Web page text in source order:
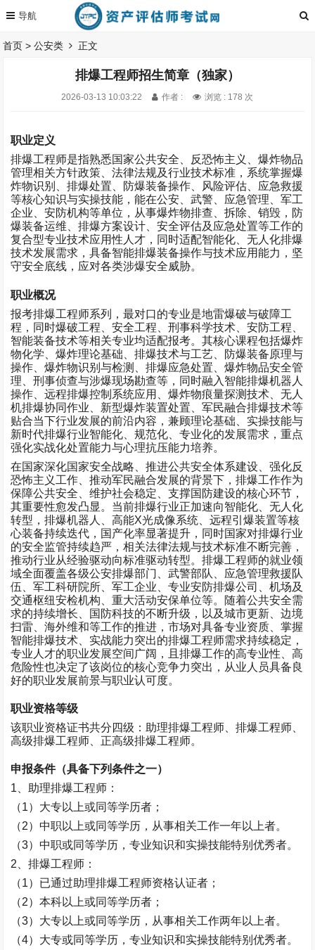
首页 >公安类 正文
排爆工程师招生简章（独家）
2026-03-13 10:03:22 作者 : 浏览 : 178 次
职业定义
排爆工程师是指熟悉国家公共安全、反恐怖主义、爆炸物品
管理相关方针政策、法律法规及行业技术标准，系统掌握爆
炸物识别、排爆处置、防爆装备操作、风险评估、应急救援
等核心知识与实操技能，能在公安、武警、应急管理、军工
企业、安防机构等单位，从事爆炸物排查、拆除、销毁，防
爆装备运维、排爆方案设计、安全评估及应急处置等工作的
复合型专业技术应用性人才，同时适配智能化、无人化排爆
技术发展需求，具备智能排爆装备操作与技术应用能力，坚
守安全底线，应对各类涉爆安全威胁。
职业概况
报考排爆工程师系列，最对口的专业是地雷爆破与破障工
程，同时爆破工程、安全工程、刑事科学技术、安防工程、
智能装备技术等相关专业均适配报考。其核心课程包括爆炸
物化学、爆炸理论基础、排爆技术与工艺、防爆装备原理与
操作、爆炸物识别与检测、排爆应急处置、爆炸物品安全管
理、刑事侦查与涉爆现场勘查等，同时融入智能排爆机器人
操作、远程排爆控制系统应用、爆炸物痕量探测技术、无人
机排爆协同作业、新型爆炸装置处置、军民融合排爆技术等
贴合当下行业发展的前沿内容，兼顾理论基础、实操技能与
新时代排爆行业智能化、规范化、专业化的发展需求，重点
强化实战化处置能力与心理抗压能力培养。
在国家深化国家安全战略、推进公共安全体系建设、强化反
恐怖主义工作、推动军民融合发展的背景下，排爆工作作为
保障公共安全、维护社会稳定、支撑国防建设的核心环节，
其重要性愈发凸显。当前排爆行业正加速向智能化、无人化
转型，排爆机器人、高能X光成像系统、远程引爆装置等核
心装备持续迭代，国产化率显著提升，同时国家对排爆行业
的安全监管持续趋严，相关法律法规与技术标准不断完善，
推动行业从经验驱动向标准驱动转型。排爆工程师的就业领
域全面覆盖各级公安排爆部门、武警部队、应急管理救援队
伍、军工科研院所、军工企业、专业安防排爆公司、机场及
交通枢纽安检机构、重大活动安保单位等。随着公共安全需
求的持续增长、国防科技的不断升级，以及城市更新、边境
扫雷、海外维和等工作的推进，市场对具备专业资质、掌握
智能排爆技术、实战能力突出的排爆工程师需求持续稳定，
专业人才的职业发展空间广阔，且排爆工作的高专业性、高
危险性也决定了该岗位的核心竞争力突出，从业人员具备良
好的职业发展前景与职业认可度。
职业资格等级
该职业资格证书共分四级：助理排爆工程师、排爆工程师、
高级排爆工程师、正高级排爆工程师。
申报条件（具备下列条件之一）
1 、助理排爆工程师：
（1）大专以上或同等学历者；
（2）中职以上或同等学历，从事相关工作一年以上者。
（3）中职或同等学历，专业知识和实操技能特别优秀者。
2 、排爆工程师：
（1）已通过助理排爆工程师资格认证者；
（2）本科以上或同等学历者；
（3）大专以上或同等学历，从事相关工作两年以上者。
（4）大专或同等学历，专业知识和实操技能特别优秀者。